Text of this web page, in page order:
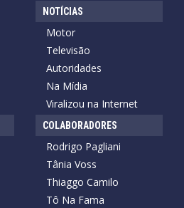
NOTÍCIAS
Motor
Televisão
Autoridades
Na Mídia
Viralizou na Internet
COLABORADORES
Rodrigo Pagliani
Tânia Voss
Thiaggo Camilo
Tô Na Fama